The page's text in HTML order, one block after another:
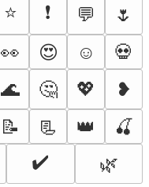
⭐ ❗ 💬
🌷
👀 😍 ☺️
💀
🌊 🤔 💖
❥
📝 📃 👑
🍒
✔️ 🌿